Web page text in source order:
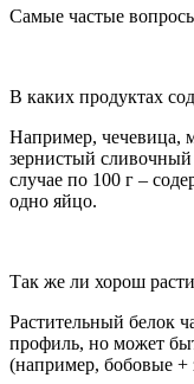
Самые частые
В каких продуктах
Например, чечевица,
зернистый
случае по 100 г –
одно яйцо.
Так же ли хорош
Растительный белок
профиль, но может
(например, бобовые +